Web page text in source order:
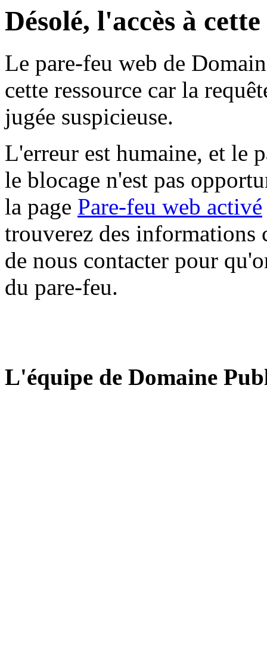
Désolé, l'accès à
Le pare-feu web de
cette ressource car la
jugée suspicieuse.
L'erreur est humaine, et le
le blocage n'est pas
la page Pare-feu web activé
trouverez des informations
de nous contacter pour
du pare-feu.
L'équipe de Domaine